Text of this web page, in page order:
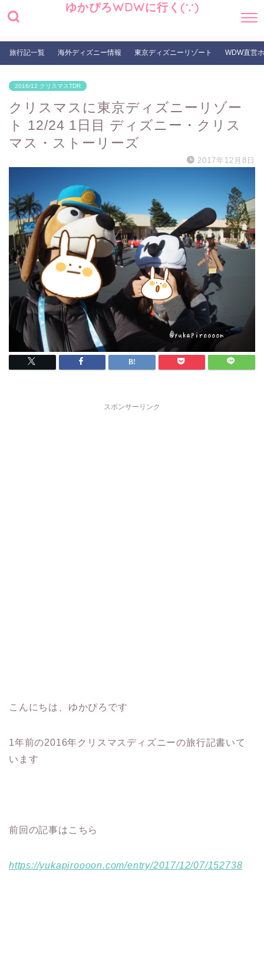
ゆかぴろWDWに行く(∵)
旅行記一覧 海外ディズニー情報 東京ディズニーリゾート WDW直営
2016/12 クリスマスTDR
クリスマスに東京ディズニーリゾー
ト 12/24 1日目 ディズニー・クリス
マス・ストーリーズ
2017年12月8日
スポンサーリンク
こんにちは、ゆかぴろです
1年前の2016年クリスマスディズニーの旅行記書いて
います
前回の記事はこちら
https://yukapiroooon.com/entry/2017/12/07/152738